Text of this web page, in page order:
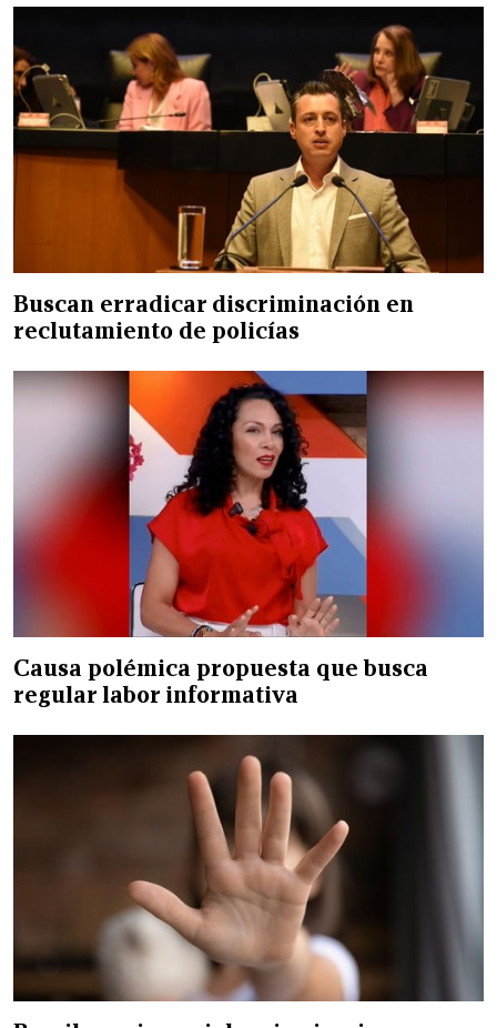
Buscan erradicar discriminación en
reclutamiento de policías
Causa polémica propuesta que busca
regular labor informativa